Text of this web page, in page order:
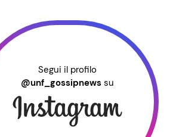
Segui il profilo
@unf_gossipnews su